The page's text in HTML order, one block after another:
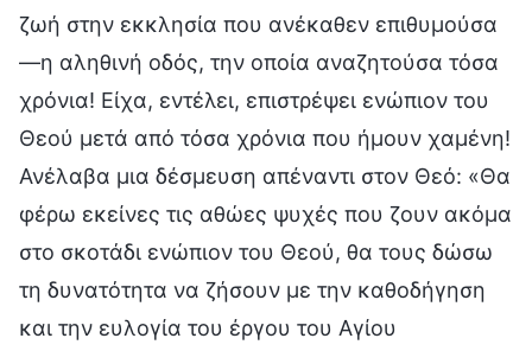
ζωή στην εκκλησία που ανέκαθεν επιθυμούσα
—η αληθινή οδός, την οποία αναζητούσα τόσα
χρόνια! Είχα, εντέλει, επιστρέψει ενώπιον του
Θεού μετά από τόσα χρόνια που ήμουν χαμένη!
Ανέλαβα μια δέσμευση απέναντι στον Θεό: «Θα
φέρω εκείνες τις αθώες ψυχές που ζουν ακόμα
στο σκοτάδι ενώπιον του Θεού, θα τους δώσω
τη δυνατότητα να ζήσουν με την καθοδήγηση
και την ευλογία του έργου του Αγίου